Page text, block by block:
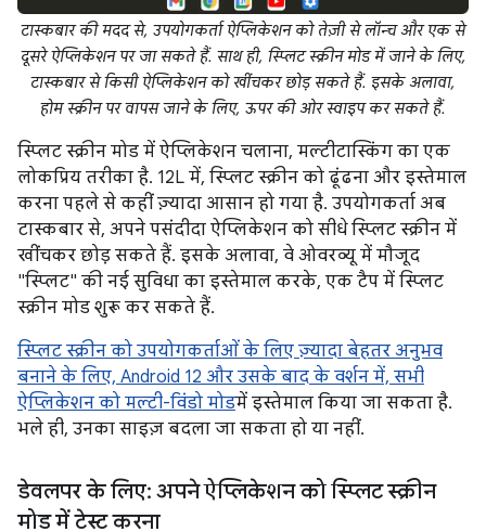
टास्कबार की मदद से, उपयोगकर्ता ऐप्लिकेशन को तेज़ी से लॉन्च और एक से
दूसरे ऐप्लिकेशन पर जा सकते हैं. साथ ही, स्प्लिट स्क्रीन मोड में जाने के लिए,
टास्कबार से किसी ऐप्लिकेशन को खींचकर छोड़ सकते हैं. इसके अलावा,
होम स्क्रीन पर वापस जाने के लिए, ऊपर की ओर स्वाइप कर सकते हैं.
स्प्लिट स्क्रीन मोड में ऐप्लिकेशन चलाना, मल्टीटास्किंग का एक
लोकप्रिय तरीका है. 12L में, स्प्लिट स्क्रीन को ढूंढना और इस्तेमाल
करना पहले से कहीं ज़्यादा आसान हो गया है. उपयोगकर्ता अब
टास्कबार से, अपने पसंदीदा ऐप्लिकेशन को सीधे स्प्लिट स्क्रीन में
खींचकर छोड़ सकते हैं. इसके अलावा, वे ओवरव्यू में मौजूद
"स्प्लिट" की नई सुविधा का इस्तेमाल करके, एक टैप में स्प्लिट
स्क्रीन मोड शुरू कर सकते हैं.
स्प्लिट स्क्रीन को उपयोगकर्ताओं के लिए ज़्यादा बेहतर अनुभव
बनाने के लिए, Android 12 और उसके बाद के वर्शन में, सभी
ऐप्लिकेशन को मल्टी-विंडो मोडमें इस्तेमाल किया जा सकता है.
भले ही, उनका साइज़ बदला जा सकता हो या नहीं.
डेवलपर के लिए: अपने ऐप्लिकेशन को स्प्लिट स्क्रीन
मोड में टेस्ट करना